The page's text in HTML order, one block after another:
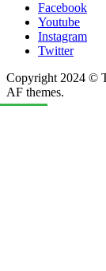
Facebook
Youtube
Instagram
Twitter
Copyright 2024 ©
AF themes.